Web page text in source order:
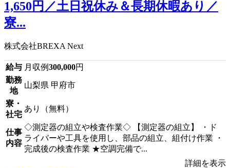
1,650円／土日祝休み＆長期休暇あり／
寮...
株式会社BREXA Next
給与 月収例300,000円
勤務
地
山梨県 甲府市
寮・
社宅
あり（無料）
仕事
内容
◇測定器の組立や検査作業◇ 【測定器の組立】 ・ド
ライバーや工具を使用し、部品の組立、組付け作業 ・
完成後の検査作業 ★空調完備で...
詳細を表示